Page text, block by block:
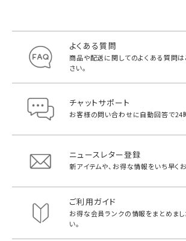
よくある質問
商品や配送に関してのよくある質問は
さい。
チャットサポート
お客様の問い合わせに自動回答で24
ニュースレター登録
新アイテムや、お得な情報をいち早く
ご利用ガイド
お得な会員ランクの情報をまとめまし
い。